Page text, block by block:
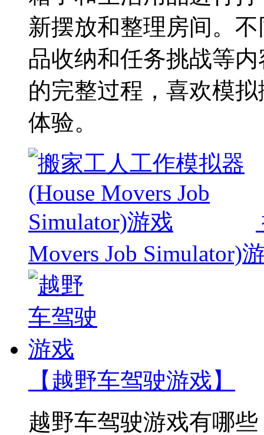
新摆放和整理房间。
品收纳和任务挑战等
的完整过程，喜欢模
体验。
Movers Job Simulator)
【越野车驾驶游戏】
越野车驾驶游戏有哪